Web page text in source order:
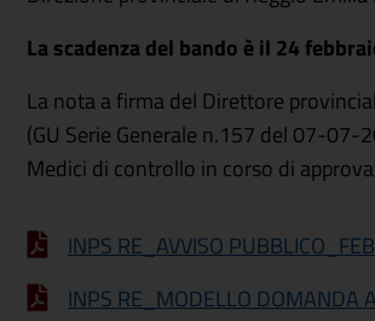
La scadenza del bando è il 24
La nota a firma del Direttore
(GU Serie Generale n.157 del 07-
Medici di controllo in corso di
INPS RE_AVVISO
INPS RE_MODELLO DOMANDA